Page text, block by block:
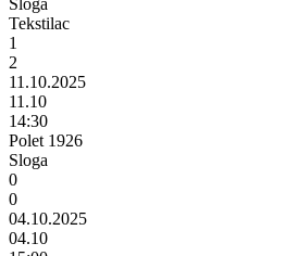
Sloga
Tekstilac
1
2
11.10.2025
11.10
14:30
Polet 1926
Sloga
0
0
04.10.2025
04.10